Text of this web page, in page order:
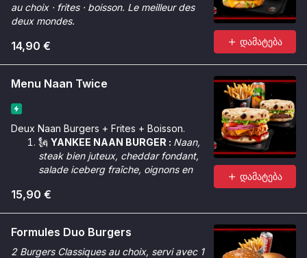
au choix · frites · boisson. Le meilleur des
deux mondes.
14,90 € დამატება
Menu Naan Twice
Deux Naan Burgers + Frites + Boisson.
🗽 YANKEE NAAN BURGER : Naan,
steak bien juteux, cheddar fondant,
salade iceberg fraîche, oignons en
🌶️CRUNCHY NAAN BURGER :
poulet Tinger bien croustillant,
croquante, oignons rouges, rondelles
de tomate, sauce Chicken Max &
15,90 €
დამატება
Formules Duo Burgers
2 Burgers Classiques au choix, servi avec 1